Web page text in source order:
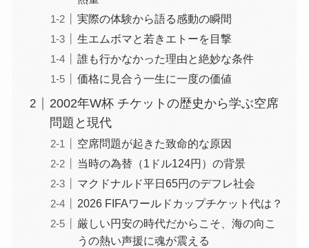
実際の体験から語る感動の瞬間
生エムボマと若きエトーを目撃
誰も行かなかった理由と絶妙な条件
価格に見合う一生に一度の価値
2002年W杯 チケットの歴史から学ぶ空席
問題と現代
空席問題が起きた致命的な原因
当時の為替（1ドル124円）の背景
マクドナルド平日65円のデフレ社会
2026 FIFAワールドカップチケット代は？
厳しい円安の時代だからこそ、海の向こ
うの熱い声援に魂が震える